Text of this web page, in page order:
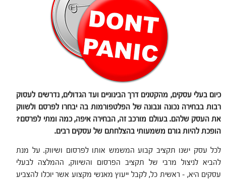
כיום בעלי עסקים, מהקטנים דרך הבינוניים ועד הגדולים, נדרשים לעסוק
רבות בבחירה נכונה ונבונה של הפלטפורמות בה יבחרו לפרסם ולשווק
את העסק שלהם. בעולם מורכב זה, הבחירה איפה, כמה ומתי לפרסם?
הופכת להיות גורם משמעותי בהצלחתם של עסקים רבים.
לכל עסק ישנו תקציב קבוע המשמש אותו לפרסום ושיווק. על מנת
להביא לניצול מרבי של תקציב הפרסום והשיווק, ההמלצה לבעלי
עסקים היא, – ראשית כל, לקבל ייעוץ מאנשי מקצוע אשר יוכלו להצביע